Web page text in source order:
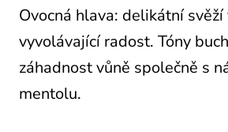
Ovocná hlava: delikátní svěží
vyvolávající radost. Tóny
záhadnost vůně společně s
mentolu.